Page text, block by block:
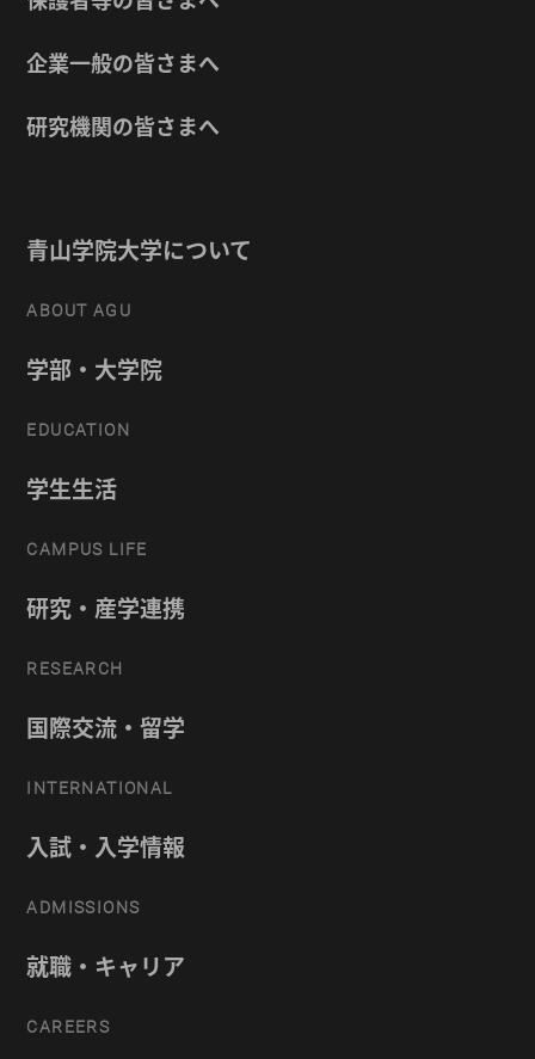
企業一般の皆さまへ
研究機関の皆さまへ
青山学院大学について
ABOUT AGU
学部・大学院
EDUCATION
学生生活
CAMPUS LIFE
研究・産学連携
RESEARCH
国際交流・留学
INTERNATIONAL
入試・入学情報
ADMISSIONS
就職・キャリア
CAREERS